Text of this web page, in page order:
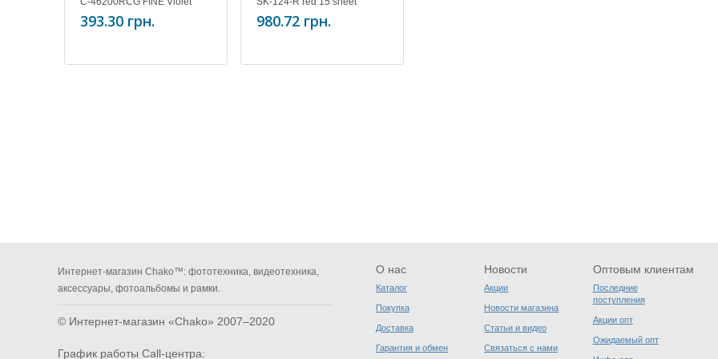
393.30 грн. 980.72 грн.
Интернет-магазин Chako™: фототехника, видеотехника,
аксессуары, фотоальбомы и рамки.
© Интернет-магазин «Chako» 2007–2020
График работы Call-центра:
О нас
Каталог
Покупка
Доставка
Гарантия и обмен
Новости
Акции
Новости магазина
Статьи и видео
Связаться с нами
Оптовым клиентам
Последние
поступления
Акции опт
Ожидаемый опт